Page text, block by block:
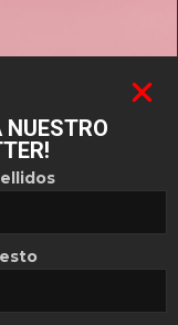
NUESTRO